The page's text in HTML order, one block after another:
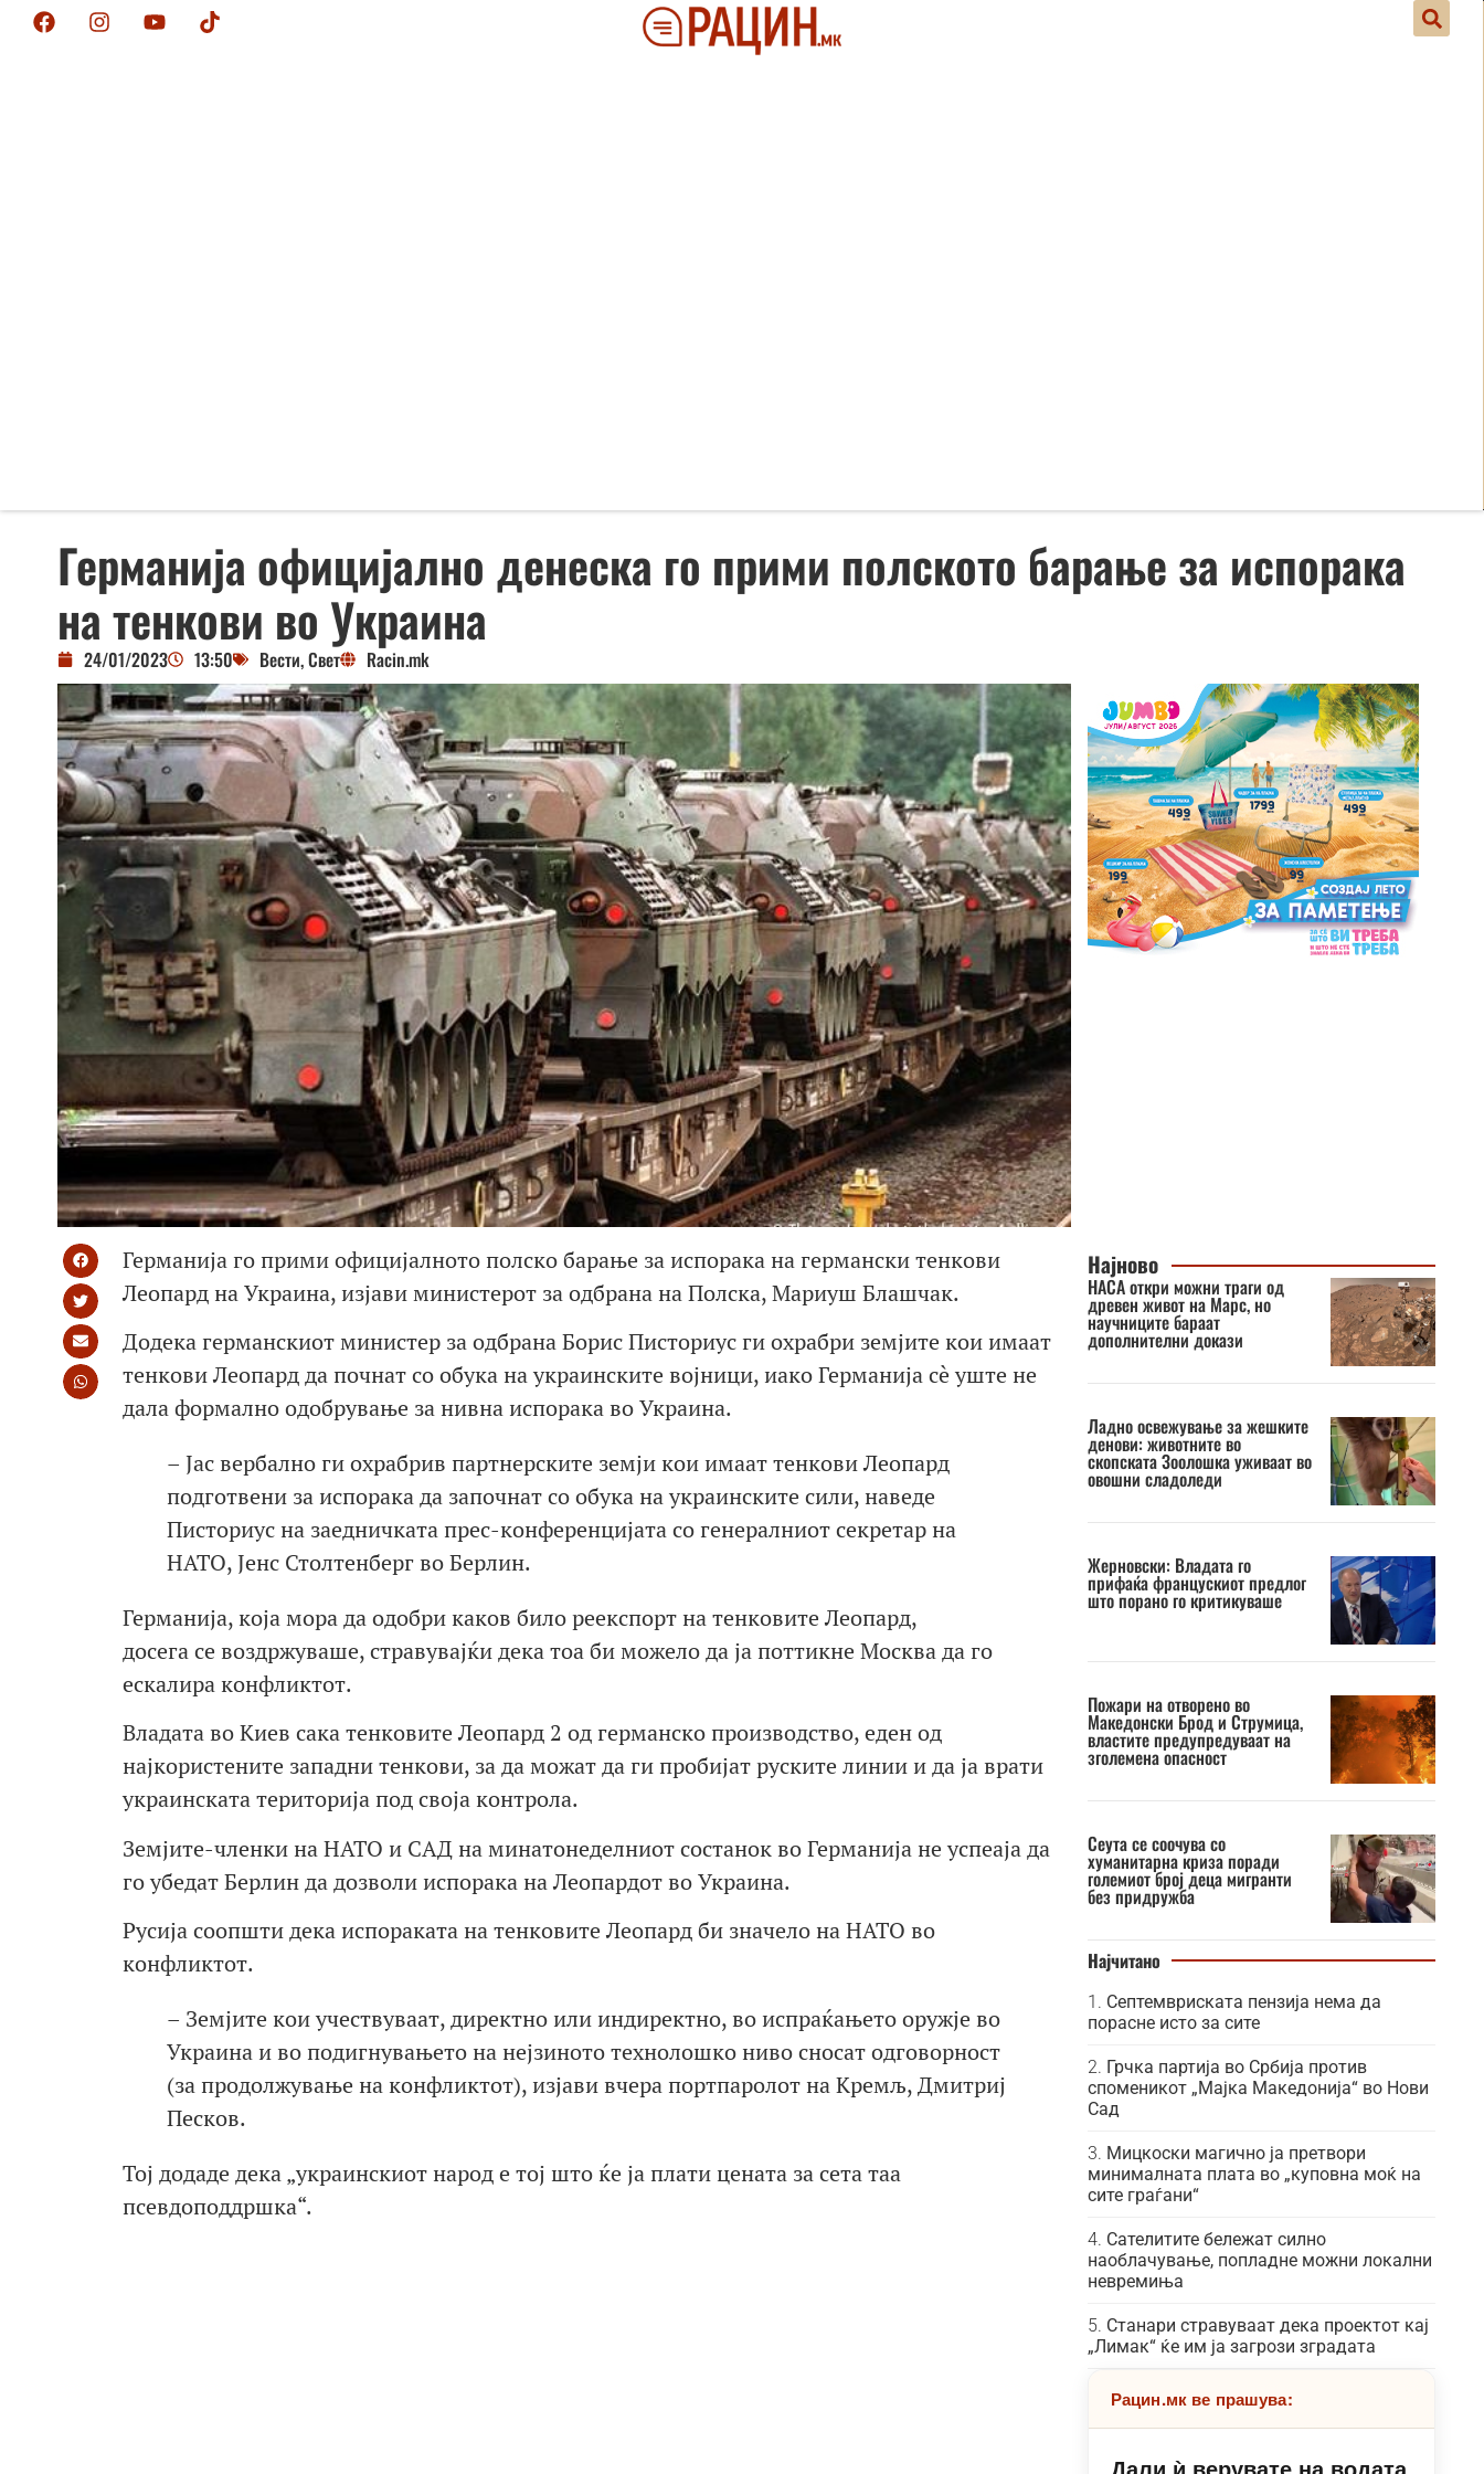
Германија официјално денеска го прими полското барање за испорака
на тенкови во Украина
24/01/2023 13:50 Вести,Свет Racin.mk
Германија го прими официјалното полско барање за испорака на германски тенкови
Леопард на Украина, изјави министерот за одбрана на Полска, Мариуш Блашчак.
Додека германскиот министер за одбрана Борис Писториус ги охрабри земјите кои имаат
тенкови Леопард да почнат со обука на украинските војници, иако Германија сè уште не
дала формално одобрување за нивна испорака во Украина.
– Јас вербално ги охрабрив партнерските земји кои имаат тенкови Леопард
подготвени за испорака да започнат со обука на украинските сили, наведе
Писториус на заедничката прес-конференцијата со генералниот секретар на
НАТО, Јенс Столтенберг во Берлин.
Германија, која мора да одобри каков било реекспорт на тенковите Леопард,
досега се воздржуваше, стравувајќи дека тоа би можело да ја поттикне Москва да го
ескалира конфликтот.
Владата во Киев сака тенковите Леопард 2 од германско производство, еден од
најкористените западни тенкови, за да можат да ги пробијат руските линии и да ја врати
украинската територија под своја контрола.
Земјите-членки на НАТО и САД на минатонеделниот состанок во Германија не успеаја да
го убедат Берлин да дозволи испорака на Леопардот во Украина.
Русија соопшти дека испораката на тенковите Леопард би значело на НАТО во
конфликтот.
– Земјите кои учествуваат, директно или индиректно, во испраќањето оружје во
Украина и во подигнувањето на нејзиното технолошко ниво сносат одговорност
(за продолжување на конфликтот), изјави вчера портпаролот на Кремљ, Дмитриј
Песков.
Тој додаде дека „украинскиот народ е тој што ќе ја плати цената за сета таа
псевдоподдршка“.
Најново
НАСА откри можни траги од
древен живот на Марс, но
научниците бараат
дополнителни докази
Ладно освежување за жешките
денови: животните во
скопската Зоолошка уживаат во
овошни сладоледи
Жерновски: Владата го
прифаќа францускиот предлог
што порано го критикуваше
Пожари на отворено во
Македонски Брод и Струмица,
властите предупредуваат на
зголемена опасност
Сеута се соочува со
хуманитарна криза поради
големиот број деца мигранти
без придружба
Најчитано
Септемвриската пензија нема да
порасне исто за сите
Грчка партија во Србија против
споменикот „Мајка Македонија“ во Нови
Сад
Мицкоски магично ја претвори
минималната плата во „куповна моќ на
сите граѓани“
Сателитите бележат силно
наоблачување, попладне можни локални
невремиња
Станари стравуваат дека проектот кај
„Лимак“ ќе им ја загрози зградата
Рацин.мк ве прашува: